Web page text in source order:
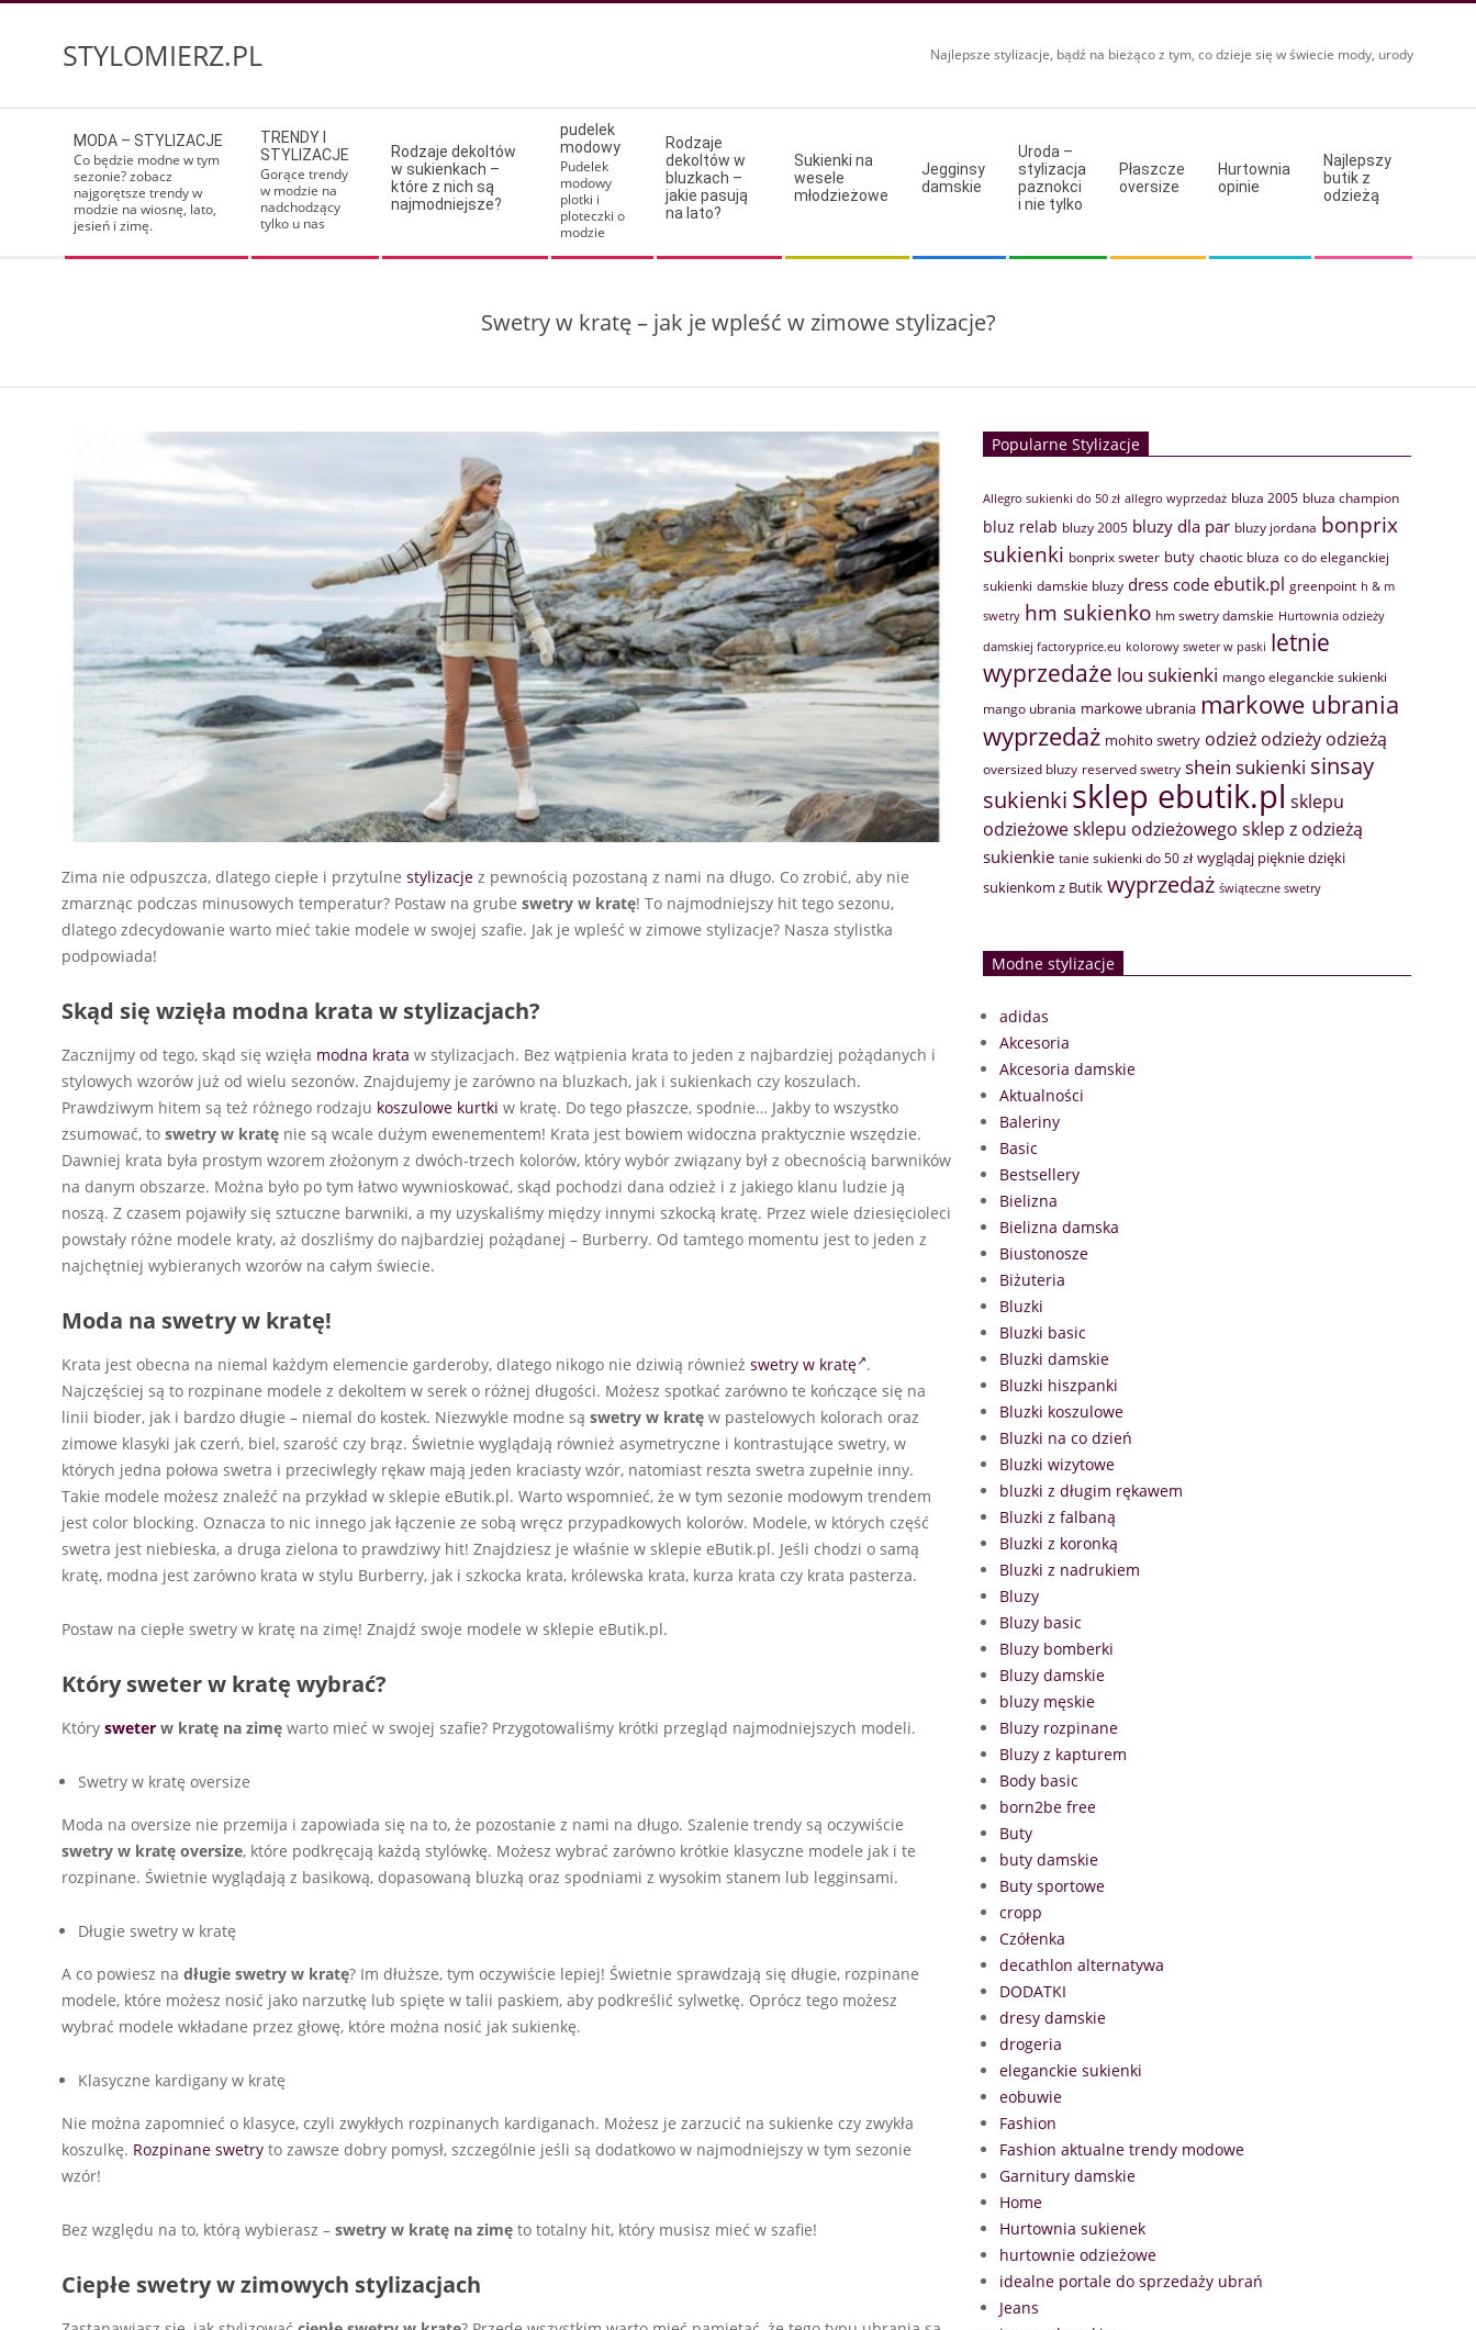
STYLOMIERZ.PL Najlepsze stylizacje, bądź na bieżąco z tym, co dzieje się w świecie mody, urody
Navigation
Menu
MODA – STYLIZACJE
Co będzie modne w tym
sezonie? zobacz
najgorętsze trendy w
modzie na wiosnę, lato,
jesień i zimę.
TRENDY I
STYLIZACJE
Gorące trendy
w modzie na
nadchodzący
tylko u nas
Rodzaje dekoltów
w sukienkach –
które z nich są
najmodniejsze?
pudelek
modowy
Pudelek
modowy
plotki i
ploteczki o
modzie
Rodzaje
dekoltów w
bluzkach –
jakie pasują
na lato?
Sukienki na
wesele
młodzieżowe
Jegginsy
damskie
Uroda –
stylizacja
paznokci
i nie tylko
Płaszcze
oversize
Hurtownia
opinie
Najlepszy
butik z
odzieżą
Swetry w kratę – jak je wpleść w zimowe stylizacje?
Zima nie odpuszcza, dlatego ciepłe i przytulne stylizacje z pewnością pozostaną z nami na długo. Co zrobić, aby nie
zmarznąc podczas minusowych temperatur? Postaw na grube swetry w kratę! To najmodniejszy hit tego sezonu,
dlatego zdecydowanie warto mieć takie modele w swojej szafie. Jak je wpleść w zimowe stylizacje? Nasza stylistka
podpowiada!
Skąd się wzięła modna krata w stylizacjach?
Zacznijmy od tego, skąd się wzięła modna krata w stylizacjach. Bez wątpienia krata to jeden z najbardziej pożądanych i
stylowych wzorów już od wielu sezonów. Znajdujemy je zarówno na bluzkach, jak i sukienkach czy koszulach.
Prawdziwym hitem są też różnego rodzaju koszulowe kurtki w kratę. Do tego płaszcze, spodnie… Jakby to wszystko
zsumować, to swetry w kratę nie są wcale dużym ewenementem! Krata jest bowiem widoczna praktycznie wszędzie.
Dawniej krata była prostym wzorem złożonym z dwóch-trzech kolorów, który wybór związany był z obecnością barwników
na danym obszarze. Można było po tym łatwo wywnioskować, skąd pochodzi dana odzież i z jakiego klanu ludzie ją
noszą. Z czasem pojawiły się sztuczne barwniki, a my uzyskaliśmy między innymi szkocką kratę. Przez wiele dziesięcioleci
powstały różne modele kraty, aż doszliśmy do najbardziej pożądanej – Burberry. Od tamtego momentu jest to jeden z
najchętniej wybieranych wzorów na całym świecie.
Moda na swetry w kratę!
Krata jest obecna na niemal każdym elemencie garderoby, dlatego nikogo nie dziwią również swetry w kratę .
Najczęściej są to rozpinane modele z dekoltem w serek o różnej długości. Możesz spotkać zarówno te kończące się na
linii bioder, jak i bardzo długie – niemal do kostek. Niezwykle modne są swetry w kratę w pastelowych kolorach oraz
zimowe klasyki jak czerń, biel, szarość czy brąz. Świetnie wyglądają również asymetryczne i kontrastujące swetry, w
których jedna połowa swetra i przeciwległy rękaw mają jeden kraciasty wzór, natomiast reszta swetra zupełnie inny.
Takie modele możesz znaleźć na przykład w sklepie eButik.pl. Warto wspomnieć, że w tym sezonie modowym trendem
jest color blocking. Oznacza to nic innego jak łączenie ze sobą wręcz przypadkowych kolorów. Modele, w których część
swetra jest niebieska, a druga zielona to prawdziwy hit! Znajdziesz je właśnie w sklepie eButik.pl. Jeśli chodzi o samą
kratę, modna jest zarówno krata w stylu Burberry, jak i szkocka krata, królewska krata, kurza krata czy krata pasterza.
Postaw na ciepłe swetry w kratę na zimę! Znajdź swoje modele w sklepie eButik.pl.
Który sweter w kratę wybrać?
Który sweter w kratę na zimę warto mieć w swojej szafie? Przygotowaliśmy krótki przegląd najmodniejszych modeli.
Swetry w kratę oversize
Moda na oversize nie przemija i zapowiada się na to, że pozostanie z nami na długo. Szalenie trendy są oczywiście
swetry w kratę oversize, które podkręcają każdą stylówkę. Możesz wybrać zarówno krótkie klasyczne modele jak i te
rozpinane. Świetnie wyglądają z basikową, dopasowaną bluzką oraz spodniami z wysokim stanem lub legginsami.
Długie swetry w kratę
A co powiesz na długie swetry w kratę? Im dłuższe, tym oczywiście lepiej! Świetnie sprawdzają się długie, rozpinane
modele, które możesz nosić jako narzutkę lub spięte w talii paskiem, aby podkreślić sylwetkę. Oprócz tego możesz
wybrać modele wkładane przez głowę, które można nosić jak sukienkę.
Klasyczne kardigany w kratę
Nie można zapomnieć o klasyce, czyli zwykłych rozpinanych kardiganach. Możesz je zarzucić na sukienke czy zwykła
koszulkę. Rozpinane swetry to zawsze dobry pomysł, szczególnie jeśli są dodatkowo w najmodniejszy w tym sezonie
wzór!
Bez względu na to, którą wybierasz – swetry w kratę na zimę to totalny hit, który musisz mieć w szafie!
Ciepłe swetry w zimowych stylizacjach
Popularne Stylizacje
Allegro sukienki do 50 zł allegro wyprzedaż bluza 2005 bluza champion
bluz relab bluzy 2005 bluzy dla par bluzy jordana bonprix
sukienki bonprix sweter buty chaotic bluza co do eleganckiej
sukienki damskie bluzy dress code ebutik.pl greenpoint h & m
swetry hm sukienko hm swetry damskie Hurtownia odzieży
damskiej factoryprice.eu kolorowy sweter w paski letnie
wyprzedaże lou sukienki mango eleganckie sukienki
mango ubrania markowe ubrania markowe ubrania
wyprzedaż mohito swetry odzież odzieży odzieżą
oversized bluzy reserved swetry shein sukienki sinsay
sukienki sklep ebutik.pl sklepu
odzieżowesklepu odzieżowego sklep z odzieżą
sukienkie tanie sukienki do 50 zł wyglądaj pięknie dzięki
sukienkom z Butik wyprzedaż świąteczne swetry
Modne stylizacje
adidas
Akcesoria
Akcesoria damskie
Aktualności
Baleriny
Basic
Bestsellery
Bielizna
Bielizna damska
Biustonosze
Biżuteria
Bluzki
Bluzki basic
Bluzki damskie
Bluzki hiszpanki
Bluzki koszulowe
Bluzki na co dzień
Bluzki wizytowe
bluzki z długim rękawem
Bluzki z falbaną
Bluzki z koronką
Bluzki z nadrukiem
Bluzy
Bluzy basic
Bluzy bomberki
Bluzy damskie
bluzy męskie
Bluzy rozpinane
Bluzy z kapturem
Body basic
born2be free
Buty
buty damskie
Buty sportowe
cropp
Czółenka
decathlon alternatywa
DODATKI
dresy damskie
drogeria
eleganckie sukienki
eobuwie
Fashion
Fashion aktualne trendy modowe
Garnitury damskie
Home
Hurtownia sukienek
hurtownie odzieżowe
idealne portale do sprzedaży ubrań
Jeans